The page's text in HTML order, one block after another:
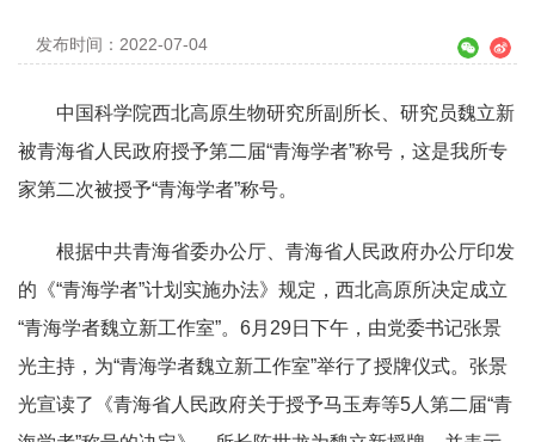
发布时间：2022-07-04
中国科学院西北高原生物研究所副所长、研究员魏立新
被青海省人民政府授予第二届“青海学者”称号，这是我所专
家第二次被授予“青海学者”称号。
根据中共青海省委办公厅、青海省人民政府办公厅印发
的《“青海学者”计划实施办法》规定，西北高原所决定成立
“青海学者魏立新工作室”。6月29日下午，由党委书记张景
光主持，为“青海学者魏立新工作室”举行了授牌仪式。张景
光宣读了《青海省人民政府关于授予马玉寿等5人第二届“青